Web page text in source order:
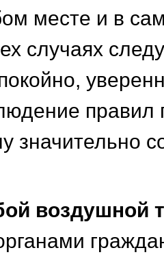
месте и в
случаях
правил
значительно
воздушной